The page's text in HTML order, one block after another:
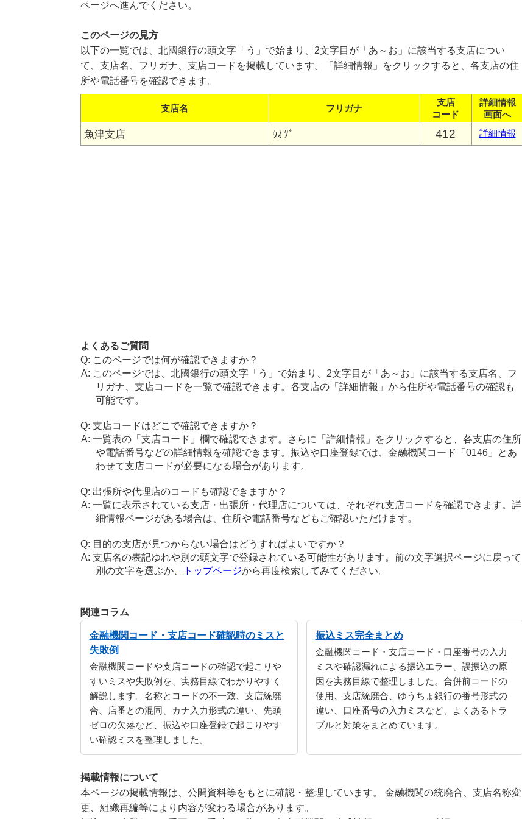
ページへ進んでください。
このページの見方
以下の一覧では、北國銀行の頭文字「う」で始まり、2文字目が「あ～お」に該当する支店につい
て、支店名、フリガナ、支店コードを掲載しています。「詳細情報」をクリックすると、各支店の住
所や電話番号を確認できます。
支店名 フリガナ
支店
コード
詳細情報
画面へ
魚津支店 ｳｵﾂﾞ 412 詳細情報
よくあるご質問
このページでは何が確認できますか？
このページでは、北國銀行の頭文字「う」で始まり、2文字目が「あ～お」に該当する支店名、フ
リガナ、支店コードを一覧で確認できます。各支店の「詳細情報」から住所や電話番号の確認も
可能です。
支店コードはどこで確認できますか？
一覧表の「支店コード」欄で確認できます。さらに「詳細情報」をクリックすると、各支店の住所
や電話番号などの詳細情報を確認できます。振込や口座登録では、金融機関コード「0146」とあ
わせて支店コードが必要になる場合があります。
出張所や代理店のコードも確認できますか？
一覧に表示されている支店・出張所・代理店については、それぞれ支店コードを確認できます。詳
細情報ページがある場合は、住所や電話番号などもご確認いただけます。
目的の支店が見つからない場合はどうすればよいですか？
支店名の表記ゆれや別の頭文字で登録されている可能性があります。前の文字選択ページに戻って
別の文字を選ぶか、
トップページから再度検索してみてください。
関連コラム
金融機関コード・支店コード確認時のミスと
失敗例
金融機関コードや支店コードの確認で起こりや
すいミスや失敗例を、実務目線でわかりやすく
解説します。名称とコードの不一致、支店統廃
合、店番との混同、カナ入力形式の違い、先頭
ゼロの欠落など、振込や口座登録で起こりやす
い確認ミスを整理しました。
振込ミス完全まとめ
金融機関コード・支店コード・口座番号の入力
ミスや確認漏れによる振込エラー、誤振込の原
因を実務目線で整理しました。合併前コードの
使用、支店統廃合、ゆうちょ銀行の番号形式の
違い、口座番号の入力ミスなど、よくあるトラ
ブルと対策をまとめています。
掲載情報について
本ページの掲載情報は、公開資料等をもとに確認・整理しています。 金融機関の統廃合、支店名称変
更、組織再編等により内容が変わる場合があります。